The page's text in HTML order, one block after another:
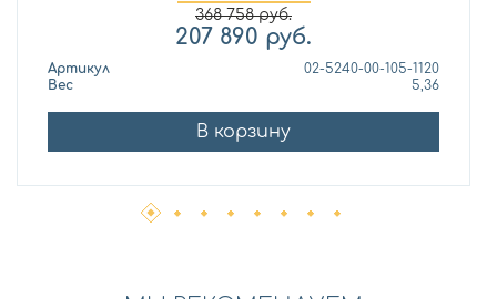
368 758руб.
207 890 руб.
Артикул
02-5240-00-105-1120
Вес
5,36
В корзину